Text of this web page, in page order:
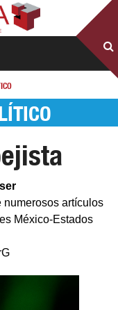
artículos
México-Estados